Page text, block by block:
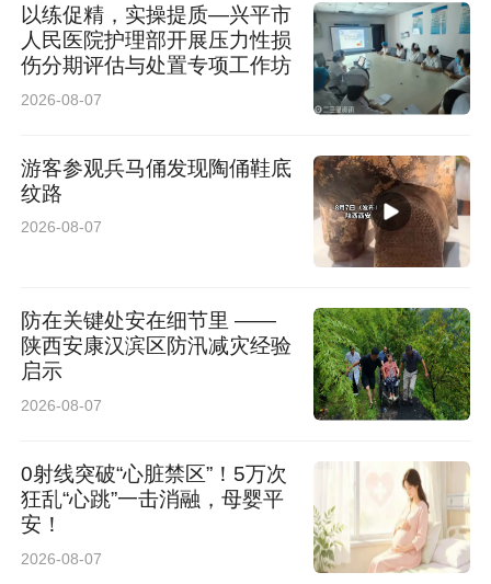
以练促精，实操提质—兴平市
人民医院护理部开展压力性损
伤分期评估与处置专项工作坊
2026-08-07
游客参观兵马俑发现陶俑鞋底
纹路
2026-08-07
防在关键处安在细节里 ——
陕西安康汉滨区防汛减灾经验
启示
2026-08-07
0射线突破“心脏禁区”！5万次
狂乱“心跳”一击消融，母婴平
安！
2026-08-07